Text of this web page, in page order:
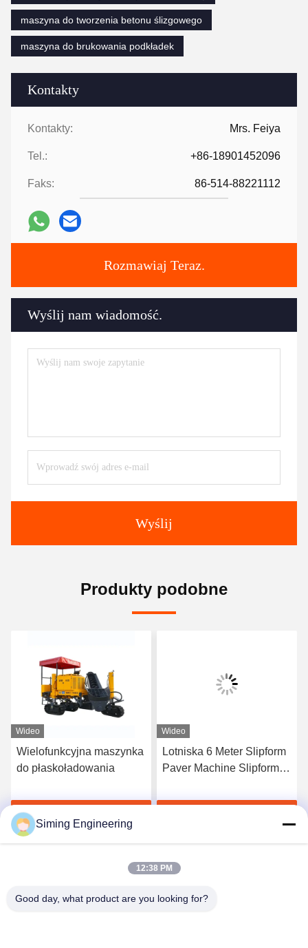
Kontakty
Kontakty: Mrs. Feiya
Tel.: +86-18901452096
Faks: 86-514-88221112
Rozmawiaj Teraz.
Wyślij nam wiadomość.
Wyślij
maszyna do tworzenia betonu ślizgowego
maszyna do brukowania podkładek
Produkty podobne
Wideo
Wielofunkcyjna maszynka
do płaskoładowania
Wideo
Lotniska 6 Meter Slipform
Paver Machine Slipform
Siming Engineering
12:38 PM
Good day, what product are you looking for?